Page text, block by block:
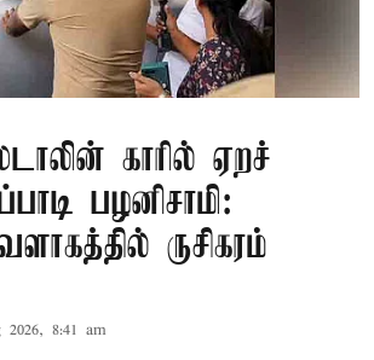
காரில் ஏறச்
பழனிசாமி:
ருசிகரம்
2026, 8:41 am